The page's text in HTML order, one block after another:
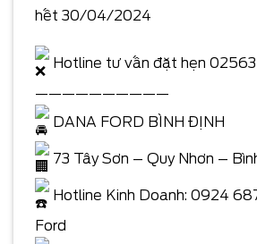
hết 30/04/2024
Hotline tư vấn đặt hẹn
——————————
DANA FORD BÌNH ĐỊNH
73 Tây Sơn – Quy Nhơn –
Hotline Kinh Doanh: 0924
Ford